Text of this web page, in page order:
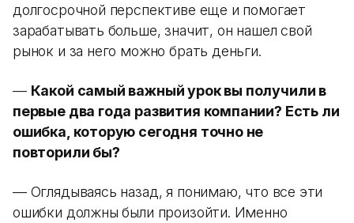
долгосрочной перспективе еще и помогает
зарабатывать больше, значит, он нашел свой
рынок и за него можно брать деньги.
— Какой самый важный урок вы получили в
первые два года развития компании? Есть ли
ошибка, которую сегодня точно не
повторили бы?
— Оглядываясь назад, я понимаю, что все эти
ошибки должны были произойти. Именно